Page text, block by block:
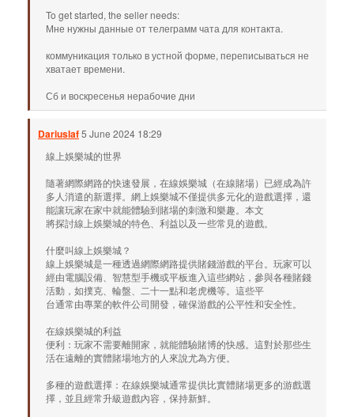
To get started, the seller needs:
Мне нужны данные от телеграмм чата для контакта.
коммуникация только в устной форме, переписываться не
хватает времени.
Сб и воскресенья нерабочие дни
Dariuslaf5 June 2024 18:29
線上娛樂城的世界
隨著網際網路的快速發展，在線娛樂城（在線賭場）已經成為許
多人消遣的新選擇。網上娛樂城不僅提供多元化的遊戲選擇，還
能讓玩家在家中就能體驗到賭場的刺激和樂趣。本文
將探討線上娛樂城的特色、利益以及一些常見的遊戲。
什麼叫線上娛樂城？
線上娛樂城是一種透過網際網路提供賭錢游戲的平台。玩家可以
經由電腦設備、智慧型手機或平板進入這些網站，參與各種賭錢
活動，如撲克、輪盤、二十一點和老虎機等。這些平
台通常由專業的軟件公司開發，確保游戲的公平性和安全性。
在線娛樂城的利益
便利：玩家不需要離開家，就能體驗賭博的快感。這對於那些生
活在遠離的實體賭場地方的人來說尤為方便。
多種的遊戲選擇：在線娛樂城通常提供比實體賭場更多的游戲選
擇，並且經常升級遊戲內容，保持新鮮。